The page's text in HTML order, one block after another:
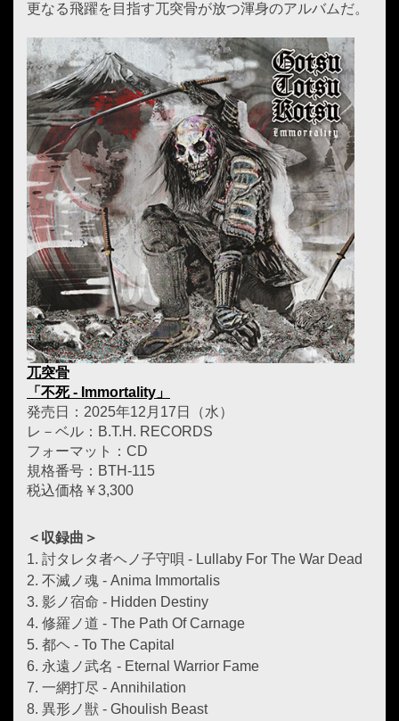
更なる飛躍を目指す兀突骨が放つ渾身のアルバムだ。
兀突骨
「不死 - Immortality」
発売日：2025年12月17日（水）
レ－ベル：B.T.H. RECORDS
フォーマット：CD
規格番号：BTH-115
税込価格￥3,300
＜収録曲＞
1. 討タレタ者ヘノ子守唄 - Lullaby For The War Dead
2. 不滅ノ魂 - Anima Immortalis
3. 影ノ宿命 - Hidden Destiny
4. 修羅ノ道 - The Path Of Carnage
5. 都ヘ - To The Capital
6. 永遠ノ武名 - Eternal Warrior Fame
7. 一網打尽 - Annihilation
8. 異形ノ獣 - Ghoulish Beast